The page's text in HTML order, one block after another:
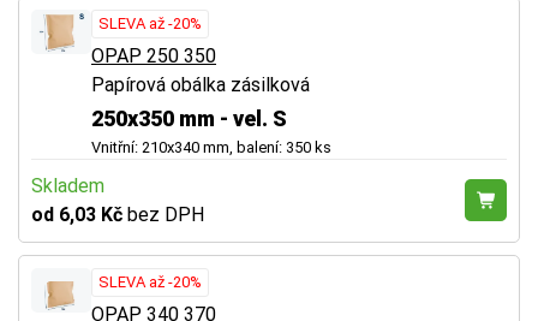
SLEVA až -20%
OPAP 250 350
Papírová obálka zásilková
250x350 mm - vel. S
Vnitřní: 210x340 mm, balení: 350 ks
Skladem
od 6,03 Kč bez DPH
SLEVA až -20%
OPAP 340 370